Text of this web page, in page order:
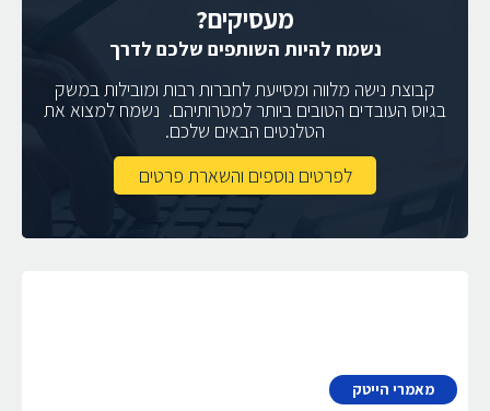
מעסיקים?
נשמח להיות השותפים שלכם לדרך
קבוצת נישה מלווה ומסייעת לחברות רבות ומובילות במשק
בגיוס העובדים הטובים ביותר למטרותיהם. נשמח למצוא את
הטלנטים הבאים שלכם.
לפרטים נוספים והשארת פרטים
מאמרי הייטק